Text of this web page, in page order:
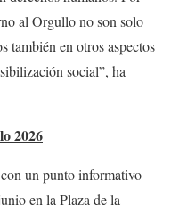
al Orgullo no son solo
también en otros aspectos
social”, ha
2026
un punto informativo
en la Plaza de la